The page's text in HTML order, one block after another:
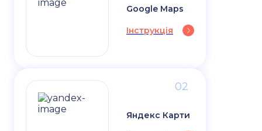
Google Maps
Інструкція
02
Яндекс Карти